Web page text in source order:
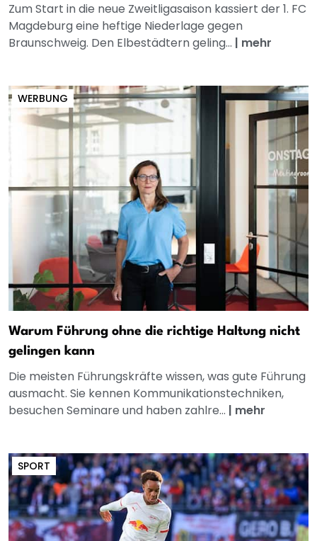
Zum Start in die neue Zweitligasaison kassiert der 1. FC
Magdeburg eine heftige Niederlage gegen
Braunschweig. Den Elbestädtern geling... | mehr
WERBUNG
Warum Führung ohne die richtige Haltung nicht
gelingen kann
Die meisten Führungskräfte wissen, was gute Führung
ausmacht. Sie kennen Kommunikationstechniken,
besuchen Seminare und haben zahlre... | mehr
SPORT